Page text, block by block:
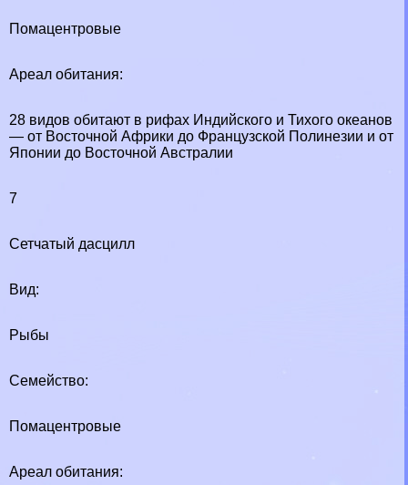
Помацентровые
Ареал обитания:
28 видов обитают в рифах Индийского и Тихого океанов
— от Восточной Африки до Французской Полинезии и от
Японии до Восточной Австралии
7
Сетчатый дасцилл
Вид:
Рыбы
Семейство:
Помацентровые
Ареал обитания: